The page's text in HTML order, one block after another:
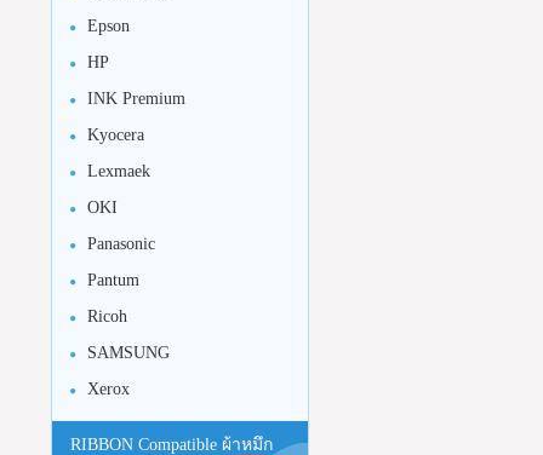
Epson
HP
INK Premium
Kyocera
Lexmaek
OKI
Panasonic
Pantum
Ricoh
SAMSUNG
Xerox
RIBBON Compatible ผ้าหมึก